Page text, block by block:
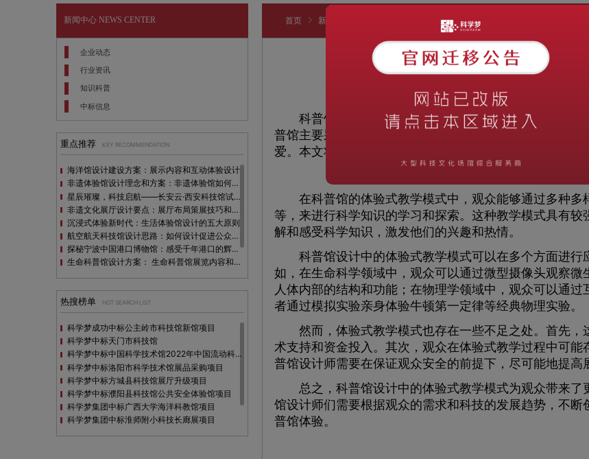
新闻中心NEWS CENTER
企业动态
行业资讯
知识科普
中标信息
重点推荐 KEY RECOMMENDATION
海洋馆设计建设方案：展示内容和互动体验设计
非遗体验馆设计理念和方案：非遗体验馆如何本土化设计？
星辰璀璨，科技启航——长安云·西安科技馆试营业，邀您共赴未来之旅！
非遗文化展厅设计要点：展厅布局策展技巧和创新元素
沉浸式体验新时代：生活体验馆设计的五大原则
航空航天科技馆设计思路：如何设计促进公众的兴趣
探秘宁波中国港口博物馆：感受千年港口的辉煌与变迁
生命科普馆设计方案： ​生命科普馆展览内容和互动方式
全息体验馆设计：打造身临其境的奇妙世界
热搜榜单 HOT SEARCH LIST
科学梦成功中标公主岭市科技馆新馆项目
科学梦中标天门市科技馆
科学梦中标中国科学技术馆2022年中国流动科技馆展览采购
科学梦中标洛阳市科学技术馆展品采购项目
科学梦中标方城县科技馆展厅升级项目
科学梦中标濮阳县科技馆公共安全体验馆项目
科学梦集团中标广西大学海洋科教馆项目
科学梦集团中标淮师附小科技长廊展项目
首页 新闻资讯 科普馆设计中的体验式教学模式
科普馆设计中的体
时间：
科普馆作为一种以科学知识为主题的展示场所，其设
普馆主要采用讲解式教学模式，但随着社会发展和科技
爱。本文将探讨科普馆设计中的体验式教学模式，并分析
在科普馆的体验式教学模式中，观众能够通过多种多
等，来进行科学知识的学习和探索。这种教学模式具有
解和感受科学知识，激发他们的兴趣和热情。
科普馆设计中的体验式教学模式可以在多个方面进行
如，在生命科学领域中，观众可以通过微型摄像头观察
人体内部的结构和功能；在物理学领域中，观众可以通
者通过模拟实验亲身体验牛顿第一定律等经典物理实验。
然而，体验式教学模式也存在一些不足之处。首先，
术支持和资金投入。其次，观众在体验式教学过程中可
普馆设计师需要在保证观众安全的前提下，尽可能地提高
总之，科普馆设计中的体验式教学模式为观众带来了
馆设计师们需要根据观众的需求和科技的发展趋势，不
普馆体验。